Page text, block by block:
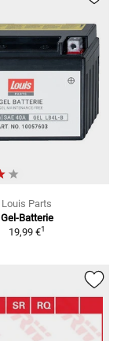
Louis Parts
Gel-Batterie
19,99 €1